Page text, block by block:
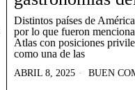
Distintos países de
por lo que fueron
Atlas con posiciones
como una de las
ABRIL 8, 2025 BUEN